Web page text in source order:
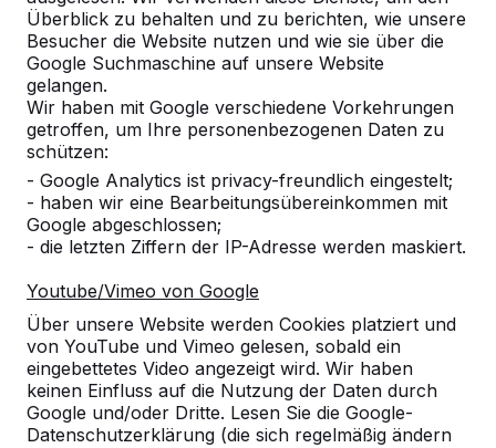
Überblick zu behalten und zu berichten, wie unsere
Besucher die Website nutzen und wie sie über die
Google Suchmaschine auf unsere Website
gelangen.
Wir haben mit Google verschiedene Vorkehrungen
getroffen, um Ihre personenbezogenen Daten zu
schützen:
- Google Analytics ist privacy-freundlich eingestelt;
- haben wir eine Bearbeitungsübereinkommen mit
Google abgeschlossen;
- die letzten Ziffern der IP-Adresse werden maskiert.
Youtube/Vimeo von Google
Über unsere Website werden Cookies platziert und
von YouTube und Vimeo gelesen, sobald ein
eingebettetes Video angezeigt wird. Wir haben
keinen Einfluss auf die Nutzung der Daten durch
Google und/oder Dritte. Lesen Sie die Google-
Datenschutzerklärung (die sich regelmäßig ändern
ein HeBlad-Produkt in Ihrer Nähe finden.
Produkt
Alles anzeigen
Kategorie
Alles anzeigen
Ort oder Postleitzahl suchen